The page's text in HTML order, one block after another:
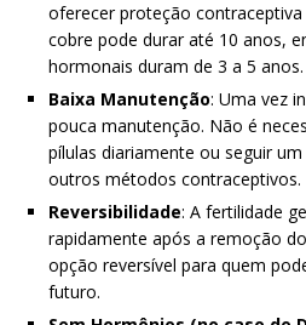
oferecer proteção contraceptiva
cobre pode durar até 10 anos,
hormonais duram de 3 a 5 anos.
Baixa Manutenção: Uma vez
pouca manutenção. Não é
pílulas diariamente ou seguir
outros métodos contraceptivos.
Reversibilidade: A fertilidade
rapidamente após a remoção
opção reversível para quem
futuro.